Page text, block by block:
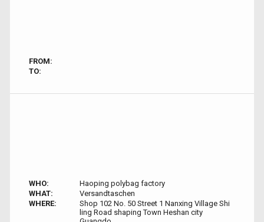
FROM:
TO:
WHO:
Haoping polybag factory
WHAT:
Versandtaschen
WHERE:
Shop 102 No. 50 Street 1 Nanxing Village Shi
ling Road shaping Town Heshan city